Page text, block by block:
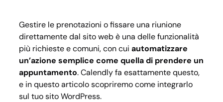
Gestire le prenotazioni o fissare una riunione
direttamente dal sito web è una delle funzionalità
più richieste e comuni, con cui automatizzare
un’azione semplice come quella di prendere un
appuntamento. Calendly fa esattamente questo,
e in questo articolo scopriremo come integrarlo
sul tuo sito WordPress.